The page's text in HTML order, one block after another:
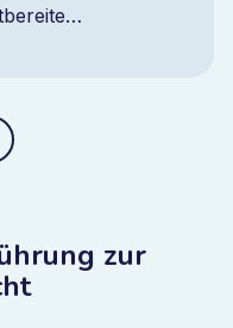
zur